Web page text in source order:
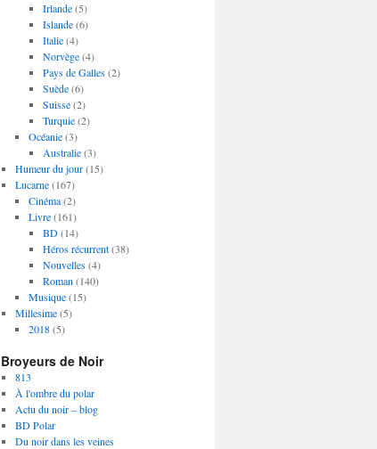
Irlande(5)
Islande(6)
Italie(4)
Norvège(4)
Pays de Galles(2)
Suède(6)
Suisse(2)
Turquie(2)
Océanie(3)
Australie(3)
Humeur du jour(15)
Lucarne(167)
Cinéma(2)
Livre(161)
BD(14)
Héros récurrent(38)
Nouvelles(4)
Roman (140)
Musique(15)
Millesime(5)
2018(5)
Broyeurs de Noir
813
À l'ombre du polar
Actu du noir – blog
BD Polar
Du noir dans les veines